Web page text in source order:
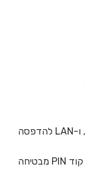
חיבורים כוללים USB, Wi-Fi, ו-LAN להדפסה
תכונת הדפסה באמצעות קוד PIN מבטיחה